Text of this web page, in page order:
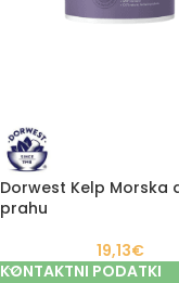
Dorwest Kelp Morska
prahu
19,13€
KONTAKTNI PODATKI